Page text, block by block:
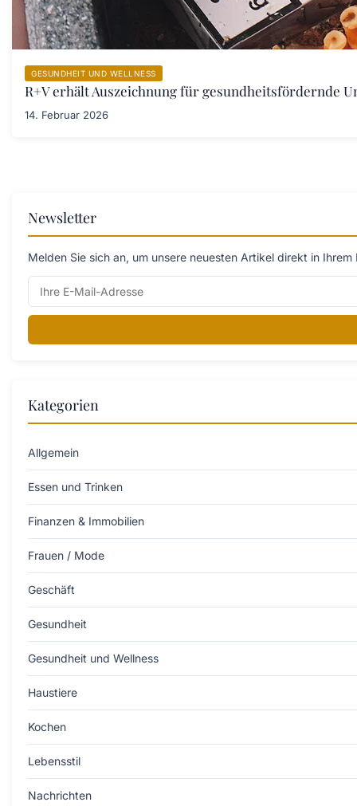
GESUNDHEIT UND WELLNESS
R+V erhält Auszeichnung für gesundheitsfördernde
14. Februar 2026
Newsletter
Melden Sie sich an, um unsere neuesten Artikel direkt in
Kategorien
Allgemein
Essen und Trinken
Finanzen & Immobilien
Frauen / Mode
Geschäft
Gesundheit
Gesundheit und Wellness
Haustiere
Kochen
Lebensstil
Nachrichten